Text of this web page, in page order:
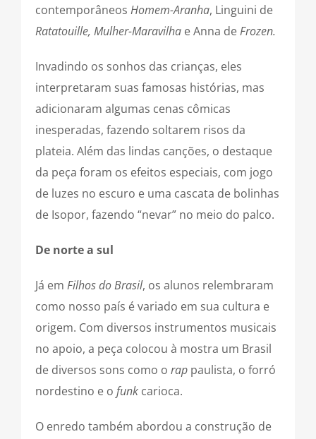
contemporâneos Homem-Aranha, Linguini de
Ratatouille, Mulher-Maravilha e Anna deFrozen.
Invadindo os sonhos das crianças, eles
interpretaram suas famosas histórias, mas
adicionaram algumas cenas cômicas
inesperadas, fazendo soltarem risos da
plateia. Além das lindas canções, o destaque
da peça foram os efeitos especiais, com jogo
de luzes no escuro e uma cascata de bolinhas
de Isopor, fazendo “nevar” no meio do palco.
De norte a sul
Já em Filhos do Brasil, os alunos relembraram
como nosso país é variado em sua cultura e
origem. Com diversos instrumentos musicais
no apoio, a peça colocou à mostra um Brasil
de diversos sons como o rap paulista, o forró
nordestino e o funk carioca.
O enredo também abordou a construção de